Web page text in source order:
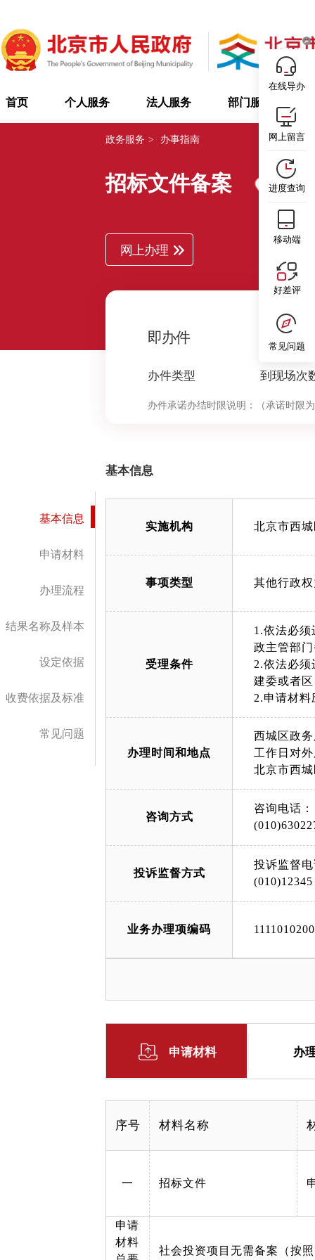
首页 个人服务 法人服务 部门服务
政务服务 > 办事指南
招标文件备案 西城区
网上办理
即办件
办件类型
0
到现场次
办件承诺办结时限说明： （承诺时限
基本信息
申请材料
办理流程
结果名称及样本
设定依据
收费依据及标准
常见问题
基本信息
实施机构 北京市西
事项类型 其他行政
受理条件
1.依法必
政主管部
2.依法必
建委或者
办理时间和地点
西城区政
工作日对
北京市西
咨询方式
咨询电话：
投诉监督方式
投诉监督
(010)12345
业务办理项编码
申请材料 办
序号 材料名称
一 招标文件
申请
材料
社会投资项目无需备案（按
在线导办
网上留言
进度查询
移动端
好差评
常见问题